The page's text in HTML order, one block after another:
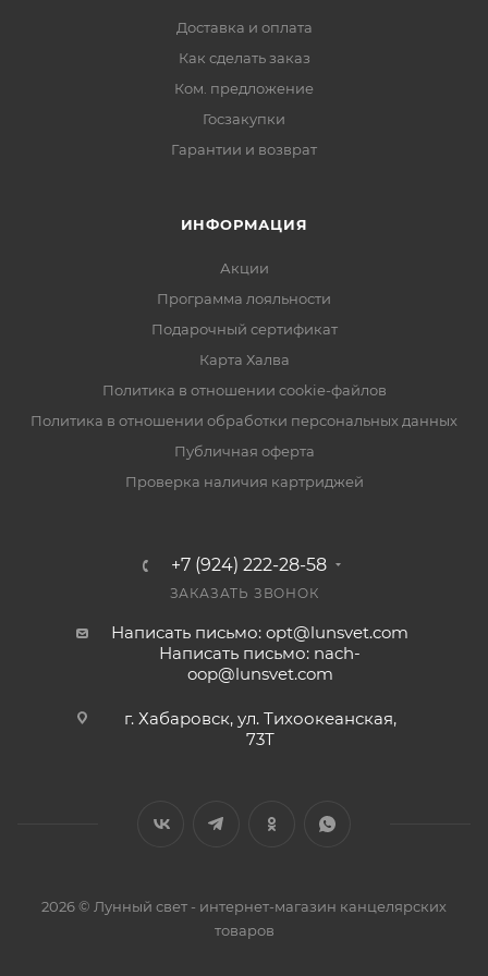
Доставка и оплата
Как сделать заказ
Ком. предложение
Госзакупки
Гарантии и возврат
ИНФОРМАЦИЯ
Акции
Программа лояльности
Подарочный сертификат
Карта Халва
Политика в отношении cookie-файлов
Политика в отношении обработки персональных данных
Публичная оферта
Проверка наличия картриджей
+7 (924) 222-28-58
ЗАКАЗАТЬ ЗВОНОК
Написать письмо: opt@lunsvet.com
Написать письмо: nach-
oop@lunsvet.com
г. Хабаровск, ул. Тихоокеанская,
73Т
2026 © Лунный свет - интернет-магазин канцелярских
товаров